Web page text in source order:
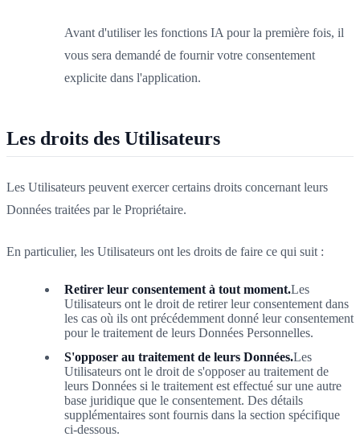
Avant d'utiliser les fonctions IA pour la première fois, il
vous sera demandé de fournir votre consentement
explicite dans l'application.
Les droits des Utilisateurs
Les Utilisateurs peuvent exercer certains droits concernant leurs
Données traitées par le Propriétaire.
En particulier, les Utilisateurs ont les droits de faire ce qui suit :
Retirer leur consentement à tout moment.Les
Utilisateurs ont le droit de retirer leur consentement dans
les cas où ils ont précédemment donné leur consentement
pour le traitement de leurs Données Personnelles.
S'opposer au traitement de leurs Données.Les
Utilisateurs ont le droit de s'opposer au traitement de
leurs Données si le traitement est effectué sur une autre
base juridique que le consentement. Des détails
supplémentaires sont fournis dans la section spécifique
ci-dessous.